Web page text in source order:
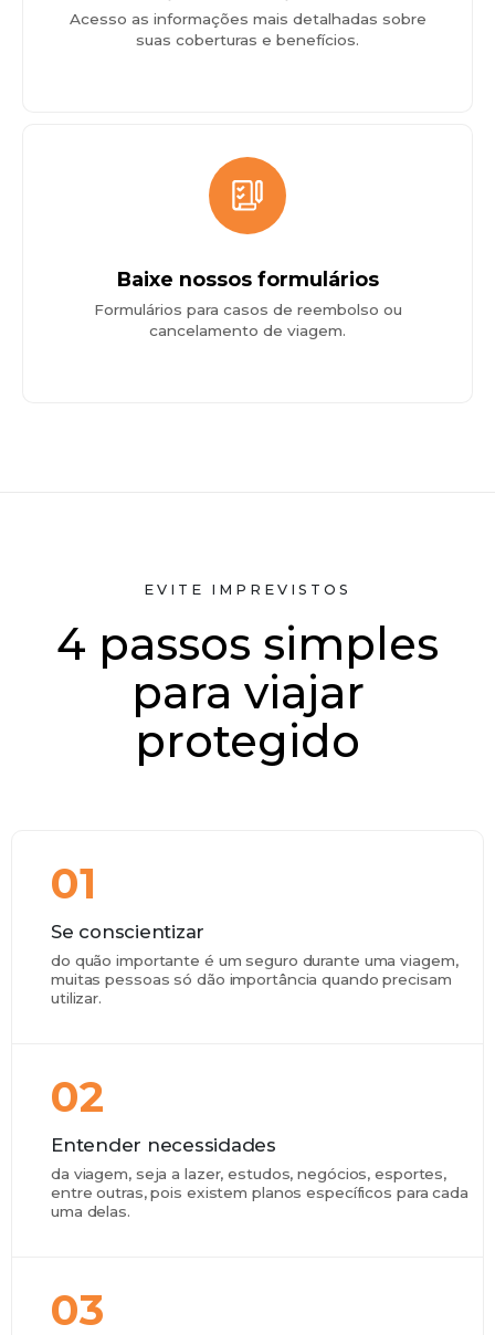
Acesso as informações mais detalhadas sobre
suas coberturas e benefícios.
Baixe nossos formulários
Formulários para casos de reembolso ou
cancelamento de viagem.
EVITE IMPREVISTOS
4 passos simples
para viajar
protegido
01
Se conscientizar
do quão importante é um seguro durante uma viagem,
muitas pessoas só dão importância quando precisam
utilizar.
02
Entender necessidades
da viagem, seja a lazer, estudos, negócios, esportes,
entre outras, pois existem planos específicos para cada
uma delas.
03